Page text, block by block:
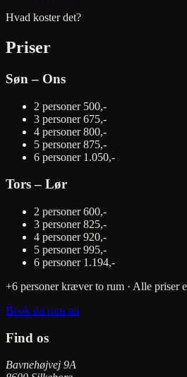
Hvad koster det?
Priser
Søn – Ons
2 personer 500,-
3 personer 675,-
4 personer 800,-
5 personer 875,-
6 personer 1.050,-
Tors – Lør
2 personer 600,-
3 personer 825,-
4 personer 920,-
5 personer 995,-
6 personer 1.194,-
+6 personer kræver to rum · Alle priser
Book dit rum nu
Find os
Bavnehøjvej 9A